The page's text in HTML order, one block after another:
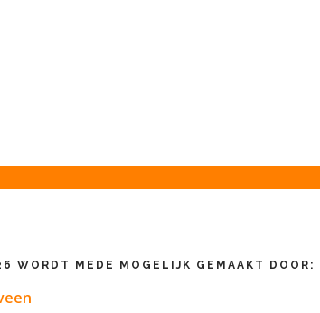
WORDT MEDE MOGELIJK GEMAAKT DOOR: